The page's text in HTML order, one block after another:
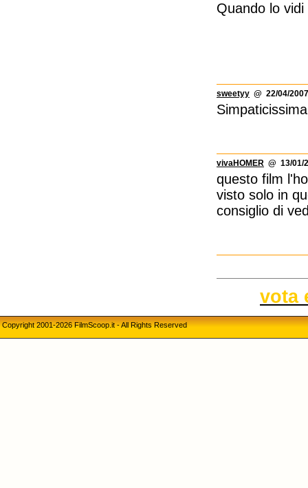
Quando lo
sweetyy @ 22/04/
vivaHOMER @ 13/01/
questo film
visto solo in
consiglio di
vota
Copyright 2001-2026 FilmScoop.it - All Rights Reserved